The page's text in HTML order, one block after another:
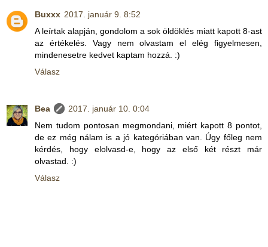
Buxxx 2017. január 9. 8:52
A leírtak alapján, gondolom a sok öldöklés miatt kapott 8-ast
az értékelés. Vagy nem olvastam el elég figyelmesen,
mindenesetre kedvet kaptam hozzá. :)
Válasz
Bea
2017. január 10. 0:04
Nem tudom pontosan megmondani, miért kapott 8 pontot,
de ez még nálam is a jó kategóriában van. Úgy főleg nem
kérdés, hogy elolvasd-e, hogy az első két részt már
olvastad. :)
Válasz